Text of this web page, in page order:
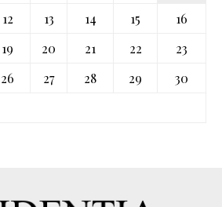
12 13 14 15
16
19 20 21 22
23
26 27 28 29
30